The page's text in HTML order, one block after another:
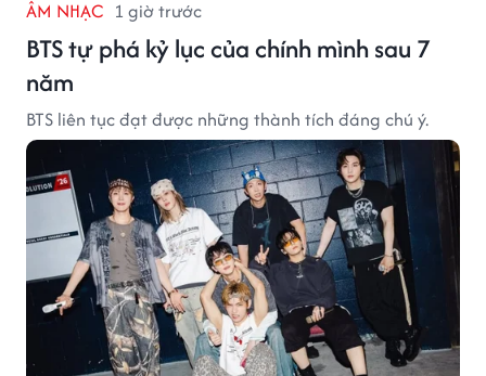
ÂM NHẠC 1 giờ trước
BTS tự phá kỷ lục của chính mình sau 7
năm
BTS liên tục đạt được những thành tích đáng chú ý.